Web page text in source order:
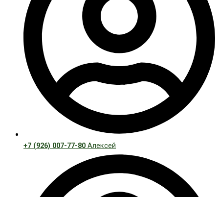
+7 (926) 007-77-80 Алексей